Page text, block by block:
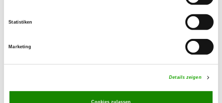
Statistiken
Marketing
Details zeigen
Cookies zulassen
theo-marion@web.de
Thursday 19:00 h - 22:00 h
Sunday 09:00 h - 13:00 h